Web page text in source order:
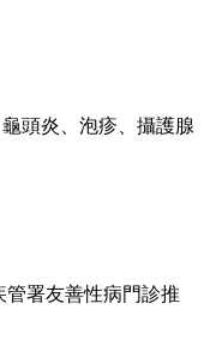
頭炎、泡疹、攝護腺
署友善性病門診推